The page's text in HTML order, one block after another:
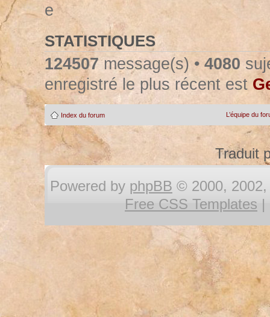
e
STATISTIQUES
124507message(s) • 4080
enregistré le plus récent est
Index du forum L’équipe du
Traduit
Powered by phpBB © 2000, 2002,
Free CSS Templates |